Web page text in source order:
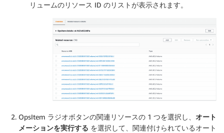
リュームのリソース ID のリストが表示されます。
OpsItem ラジオボタンの関連リソースの 1 つを選択し、 オート
メーションを実行する を選択して、関連付けられているオート